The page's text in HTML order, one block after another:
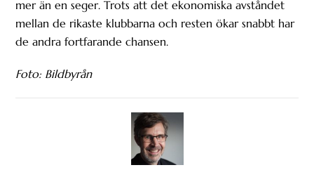
mer än en seger. Trots att det ekonomiska avståndet
mellan de rikaste klubbarna och resten ökar snabbt har
de andra fortfarande chansen.
Foto: Bildbyrån